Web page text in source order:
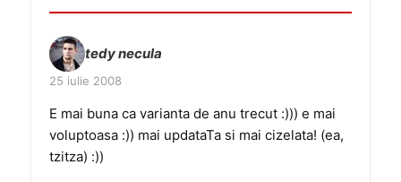
tedy necula
25 iulie 2008
E mai buna ca varianta de anu trecut :))) e mai
voluptoasa :)) mai updataTa si mai cizelata! (ea,
tzitza) :))